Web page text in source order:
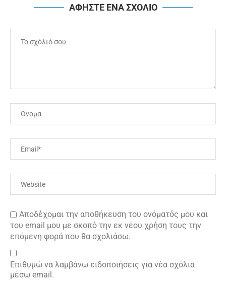
ΑΦΗΣΤΕ ΕΝΑ ΣΧΟΛΙΟ
Αποδέχομαι την αποθήκευση του ονόματός μου και
του email μου με σκοπό την εκ νέου χρήση τους την
επόμενη φορά που θα σχολιάσω.
Επιθυμώ να λαμβάνω ειδοποιήσεις για νέα σχόλια
μέσω email.